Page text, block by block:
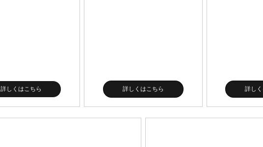
詳しくはこちら 詳しくはこちら 詳し